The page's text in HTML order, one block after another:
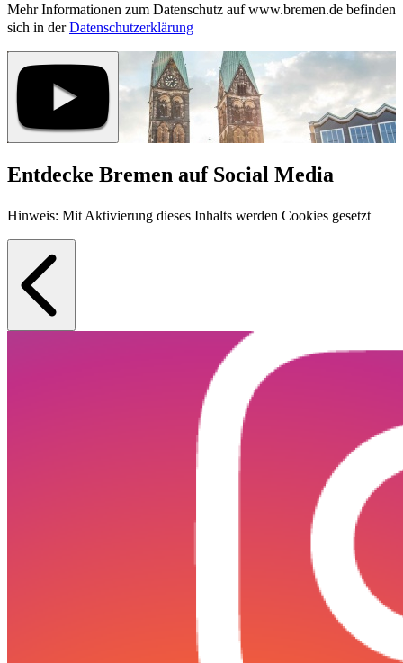
Mehr Informationen zum Datenschutz auf www.bremen.de befinden
sich in derDatenschutzerklärung
Entdecke Bremen auf Social Media
Hinweis: Mit Aktivierung dieses Inhalts werden Cookies gesetzt